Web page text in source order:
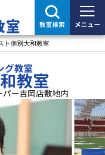
教室検索 メニュー
ト個別大和教室
グ教室
教室
ー吉岡店敷地内